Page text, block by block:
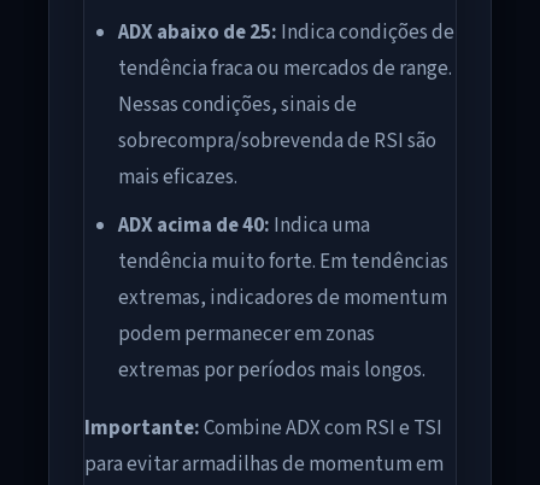
ADX abaixo de 25: Indica condições de
tendência fraca ou mercados de range.
Nessas condições, sinais de
sobrecompra/sobrevenda de RSI são
mais eficazes.
ADX acima de 40: Indica uma
tendência muito forte. Em tendências
extremas, indicadores de momentum
podem permanecer em zonas
extremas por períodos mais longos.
Importante:Combine ADX com RSI e TSI
para evitar armadilhas de momentum em